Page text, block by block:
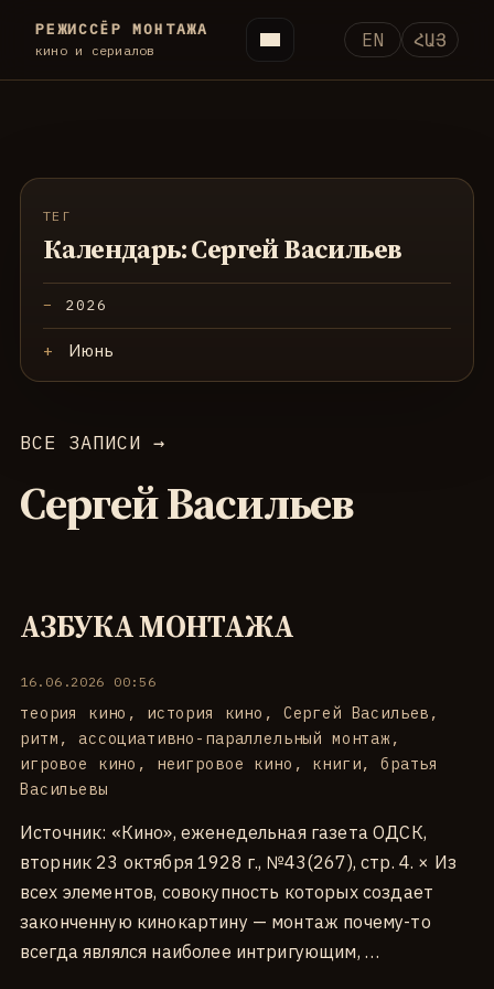
РЕЖИССЁР МОНТАЖА
кино и сериалов EN ՀԱՅ
ВСЕ ЗАПИСИ →
Сергей Васильев
АЗБУКА МОНТАЖА
16.06.2026 00:56
теория кино , история кино , Сергей Васильев ,
ритм ,ассоциативно-параллельный монтаж,
игровое кино , неигровое кино , книги,братья
Васильевы
Источник: «Кино», еженедельная газета ОДСК,
вторник 23 октября 1928 г., №43(267), стр. 4. × Из
всех элементов, совокупность которых создает
законченную кинокартину — монтаж почему-то
всегда являлся наиболее интригующим, …
ТЕГ
Календарь: Сергей Васильев
2026
Июнь